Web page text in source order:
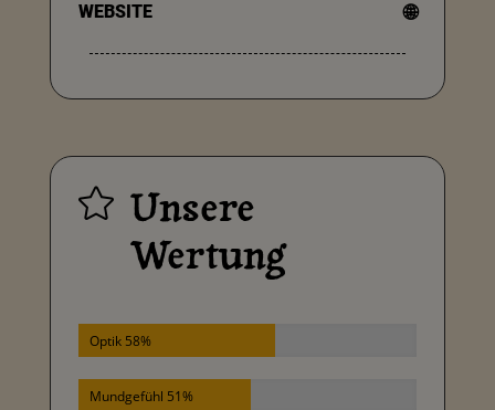
WEBSITE 🌐
 Unsere
Wertung
Optik 58%
Mundgefühl 51%